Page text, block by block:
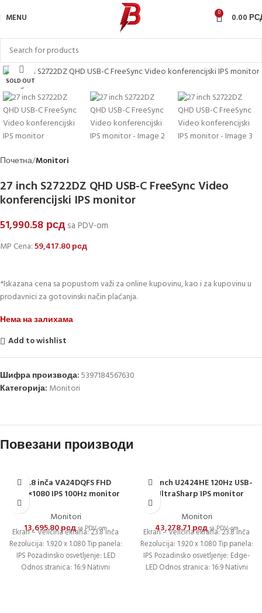
MENU 0 0.00
SOLD OUT
Click to enlarge
Почетна Monitori
27 inch S2722DZ QHD USB-C FreeSync Video
konferencijski IPS monitor
51,990.58 рсд sa PDV-om
MP Cena:59,417.80рсд
*Iskazana cena sa popustom važi za online kupovinu, kao i za kupovinu u
prodavnici za gotovinski način plaćanja.
Нема на залихама
Add to wishlist
Шифра производа:5397184567630
Категорија: Monitori
Повезани производи
23.8 inča VA24DQFS FHD
1920×1080 IPS 100Hz monitor
Monitori
13,695.80рсдsa PDV-om
Ekran – Veličina ekrana: 23.8 inča
Rezolucija: 1.920 x 1.080 Tip panela:
IPS Pozadinsko osvetljenje: LED
Odnos stranica: 16:9 Nativni
23.8 inch U2424HE 120Hz USB-
C UltraSharp IPS monitor
Monitori
43,278.71рсдsa PDV-om
Ekran – Veličina ekrana: 23.8 inča
Rezolucija: 1.920 x 1.080 Tip panela:
IPS Pozadinsko osvetljenje: Edge-
LED Odnos stranica: 16:9 Nativni